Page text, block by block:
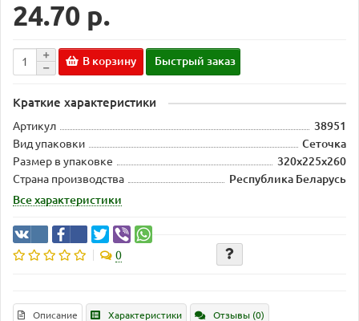
24.70 р.
В корзину Быстрый заказ
Краткие характеристики
Артикул
38951
Вид упаковки
Сеточка
Размер в упаковке
320х225х260
Страна производства
Республика Беларусь
Все характеристики
0
Описание Характеристики Отзывы (0)